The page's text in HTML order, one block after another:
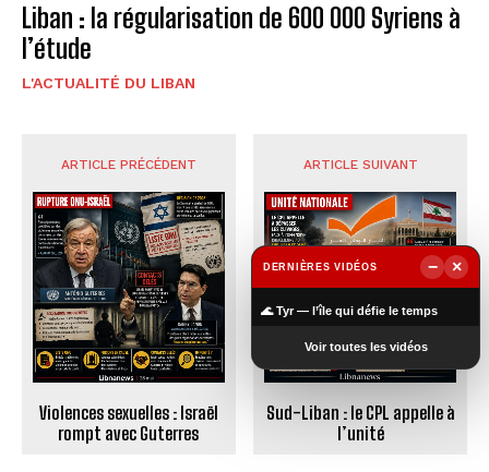
Liban : la régularisation de 600 000 Syriens à
l’étude
L'ACTUALITÉ DU LIBAN
ARTICLE PRÉCÉDENT
Violences sexuelles : Israël
rompt avec Guterres
ARTICLE SUIVANT
Sud-Liban : le CPL appelle à
l’unité
DERNIÈRES VIDÉOS −
×
🌊 Tyr — l’île qui défie le temps
Voir toutes les vidéos